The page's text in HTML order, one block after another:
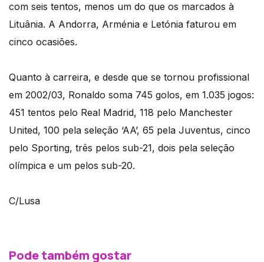
com seis tentos, menos um do que os marcados à
Lituânia. A Andorra, Arménia e Letónia faturou em
cinco ocasiões.
Quanto à carreira, e desde que se tornou profissional
em 2002/03, Ronaldo soma 745 golos, em 1.035 jogos:
451 tentos pelo Real Madrid, 118 pelo Manchester
United, 100 pela seleção ‘AA’, 65 pela Juventus, cinco
pelo Sporting, três pelos sub-21, dois pela seleção
olímpica e um pelos sub-20.
C/Lusa
Pode também gostar